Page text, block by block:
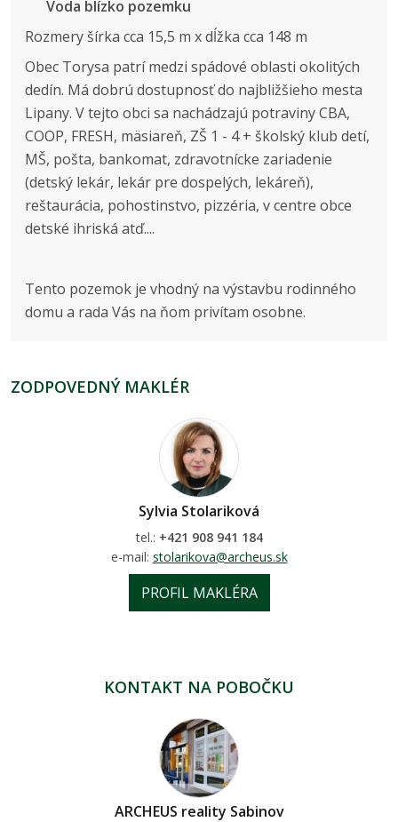
Voda blízko pozemku
Rozmery šírka cca 15,5 m x dĺžka cca 148 m
Obec Torysa patrí medzi spádové oblasti okolitých
dedín. Má dobrú dostupnosť do najbližšieho mesta
Lipany. V tejto obci sa nachádzajú potraviny CBA,
COOP, FRESH, mäsiareň, ZŠ 1 - 4 + školský klub detí,
MŠ, pošta, bankomat, zdravotnícke zariadenie
(detský lekár, lekár pre dospelých, lekáreň),
reštaurácia, pohostinstvo, pizzéria, v centre obce
detské ihriská atď....
Tento pozemok je vhodný na výstavbu rodinného
domu a rada Vás na ňom privítam osobne.
ZODPOVEDNÝ MAKLÉR
Sylvia Stolariková
tel.: +421 908 941 184
e-mail: stolarikova@archeus.sk
PROFIL MAKLÉRA
KONTAKT NA POBOČKU
ARCHEUS reality Sabinov